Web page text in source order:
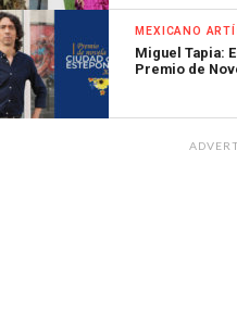
MEXICANO
Miguel Tapia:
Premio de